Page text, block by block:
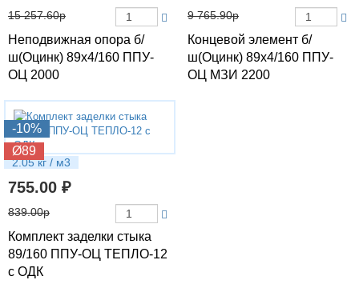
15 257.60р
Неподвижная опора б/
ш(Оцинк) 89х4/160 ППУ-
ОЦ 2000
9 765.90р
Концевой элемент б/
ш(Оцинк) 89х4/160 ППУ-
ОЦ МЗИ 2200
-10%
Ø89
2.05 кг / м3
755.00 ₽
839.00р
Комплект заделки стыка
89/160 ППУ-ОЦ ТЕПЛО-12
с ОДК